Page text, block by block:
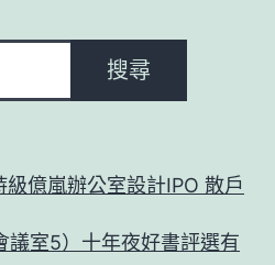
搜尋
億嵐辦公室設計IPO 散戶
議室5）十年夜好書評選有